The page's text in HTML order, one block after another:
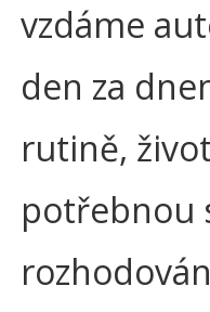
vzdáme
den za
rutině,
potřebnou